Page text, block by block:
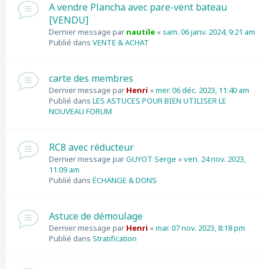
A vendre Plancha avec pare-vent bateau
[VENDU]
Dernier message par nautile «sam. 06 janv. 2024, 9:21 am
Publié dans VENTE & ACHAT
carte des membres
Dernier message par Henri «mer. 06 déc. 2023, 11:40 am
Publié dans LES ASTUCES POUR BIEN UTILISER LE
NOUVEAU FORUM
RC8 avec réducteur
Dernier message parGUYOT Serge «ven. 24 nov. 2023,
11:09 am
Publié dans ÉCHANGE & DONS
Astuce de démoulage
Dernier message par Henri «mar. 07 nov. 2023, 8:18 pm
Publié dans Stratification